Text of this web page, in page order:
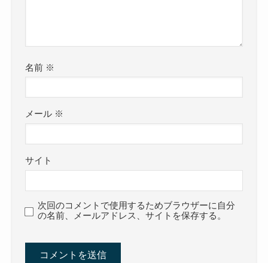
名前 ※
メール ※
サイト
次回のコメントで使用するためブラウザーに自分
の名前、メールアドレス、サイトを保存する。